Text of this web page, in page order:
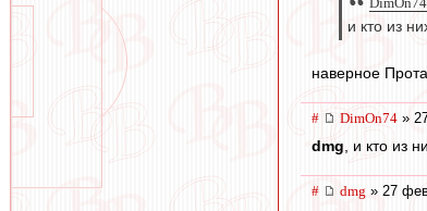
и кто из
наверное
# DimOn74 »
dmg, и кто из
# dmg » 27